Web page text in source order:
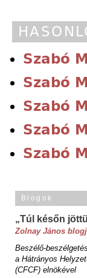
Szabó
Szabó
Szabó
Szabó
Szabó
Blogok
„Túl későn
Zolnay János
Beszélő-
a Hátrányos
(CFCF) elnökével